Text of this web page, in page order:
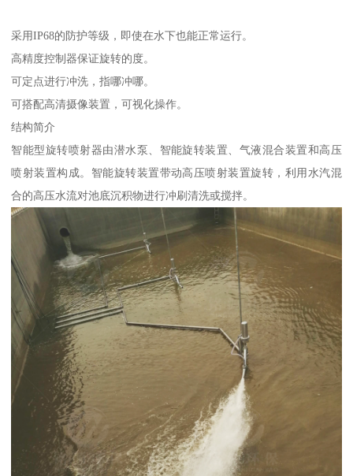
采用IP68的防护等级，即使在水下也能正常运行。
高精度控制器保证旋转的度。
可定点进行冲洗，指哪冲哪。
可搭配高清摄像装置，可视化操作。
结构简介
智能型旋转喷射器由潜水泵、智能旋转装置、气液混合装置和高压
喷射装置构成。智能旋转装置带动高压喷射装置旋转，利用水汽混
合的高压水流对池底沉积物进行冲刷清洗或搅拌。